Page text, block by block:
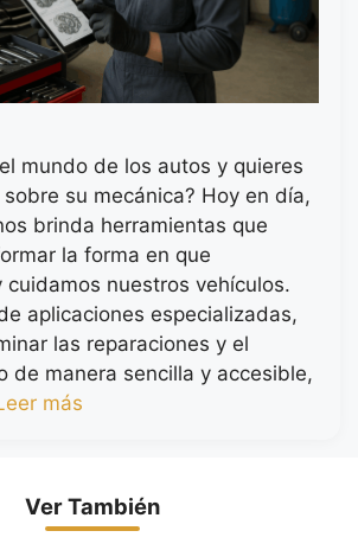
mundo de los autos y quieres
su mecánica? Hoy en día,
brinda herramientas que
la forma en que
cuidamos nuestros vehículos.
aplicaciones especializadas,
las reparaciones y el
de manera sencilla y accesible,
más
Ver También